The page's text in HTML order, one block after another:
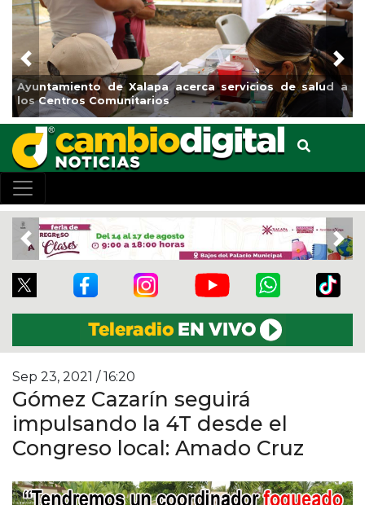
acerca servicios de salud a
Municipio arrancará
el boulevard 5 de febrero
Previous
Previous
Sep 23, 2021 / 16:20
Gómez Cazarín seguirá
impulsando la 4T desde el
Congreso local: Amado Cruz